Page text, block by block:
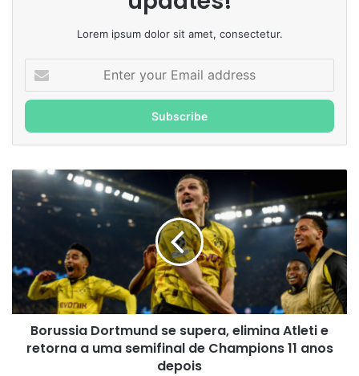
Lorem ipsum dolor sit amet, consectetur.
your
Email
Borussia
Dortmund
se
supera,
e
retorna
a
uma
semifinal
Borussia Dortmund se supera, elimina Atleti e
retorna a uma semifinal de Champions 11 anos
depois